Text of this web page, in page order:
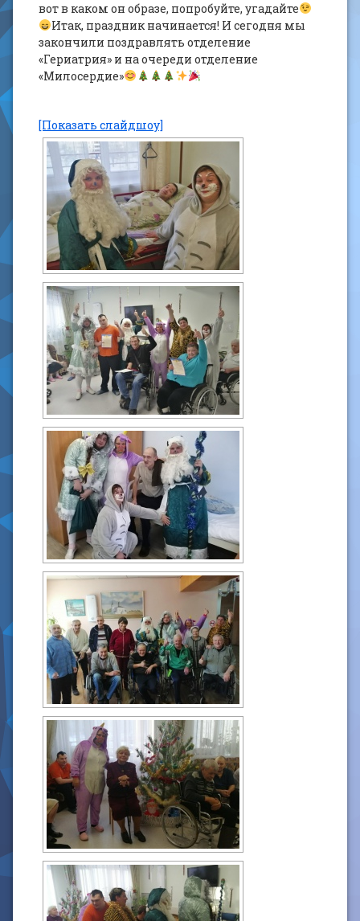
вот в каком он образе, попробуйте, угадайте
Итак, праздник начинается! И сегодня мы
закончили поздравлять отделение
«Гериатрия» и на очереди отделение
«Милосердие»
[Показать слайдшоу]